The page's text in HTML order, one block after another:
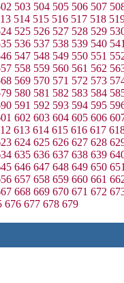
503 504 505 506 507
514 515 516 517 518
525 526 527 528 529
536 537 538 539 540
547 548 549 550 551
558 559 560 561 562
569 570 571 572 573
580 581 582 583 584
591 592 593 594 595
602 603 604 605 606
613 614 615 616 617
624 625 626 627 628
635 636 637 638 639
646 647 648 649 650
657 658 659 660 661
668 669 670 671 672
676 677 678 679